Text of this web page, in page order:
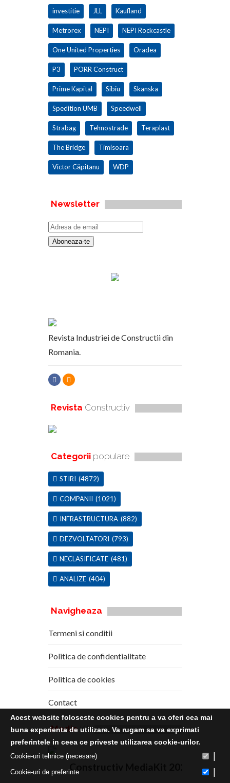
investitie JLL Kaufland
Metrorex NEPI NEPI Rockcastle
One United Properties Oradea
P3 PORR Construct
Prime Kapital Sibiu Skanska
Spedition UMB Speedwell
Strabag Tehnostrade Teraplast
The Bridge Timisoara
Victor Căpitanu WDP
Newsletter
Revista Industriei de Constructii din
Romania.
Revista Constructiv
Categorii populare
STIRI (4872)
COMPANII (1021)
INFRASTRUCTURA (882)
DEZVOLTATORI (793)
NECLASIFICATE (481)
ANALIZE (404)
Navigheaza
Termeni si conditii
Politica de confidentialitate
Politica de cookies
Contact
Media Kit
Constructiv MediaKit 2020
Acest website foloseste cookies pentru a va oferi cea mai
buna experienta de utilizare. Va rugam sa va exprimati
preferintele in ceea ce priveste utilizarea cookie-urilor.
Cookie-uri tehnice (necesare)
Cookie-uri de preferinte